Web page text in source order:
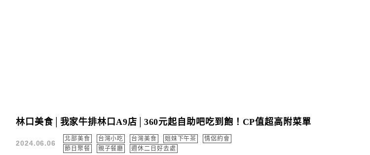
林口美食│我家牛排林口A9店│360元起自助吧吃到飽！CP值超高附菜單
2024.06.06
北部美食 台灣小吃 台灣美食 姐妹下午茶
情侶約會
節日聚餐
親子餐廳 週休二日好去處